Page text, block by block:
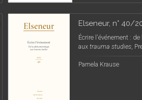
Elseneur, n° 40/
Écrire l'événement :
aux trauma studies,
Pamela Krause